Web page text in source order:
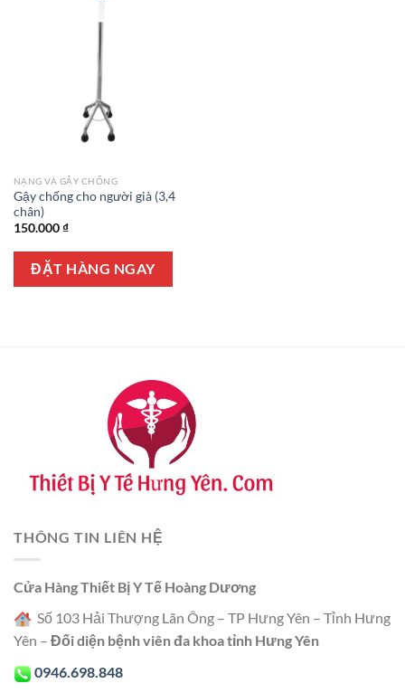
NẠNG VÀ GẬY CHỐNG
Gậy chống cho người già (3,4
chân)
150.000₫
ĐẶT HÀNG NGAY
THÔNG TIN LIÊN HỆ
Cửa Hàng Thiết Bị Y Tế Hoàng Dương
Số 103 Hải Thượng Lãn Ông – TP Hưng Yên – Tỉnh Hưng
Yên – Đối diện bệnh viên đa khoa tỉnh Hưng Yên
0946.698.848